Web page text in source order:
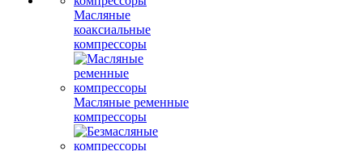
Масляные
коаксиальные
компрессоры
Масляные ременные
компрессоры